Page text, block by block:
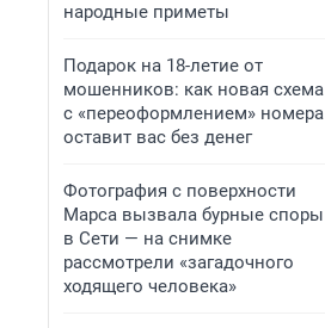
народные приметы
Подарок на 18-летие от
мошенников: как новая схема
с «переоформлением» номера
оставит вас без денег
Фотография с поверхности
Марса вызвала бурные споры
в Сети — на снимке
рассмотрели «загадочного
ходящего человека»